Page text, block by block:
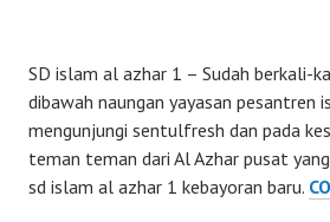
SD islam al azhar 1 – Sudah berkali-
dibawah naungan yayasan pesantren
mengunjungi sentulfresh dan pada
teman teman dari Al Azhar pusat
sd islam al azhar 1 kebayoran baru.